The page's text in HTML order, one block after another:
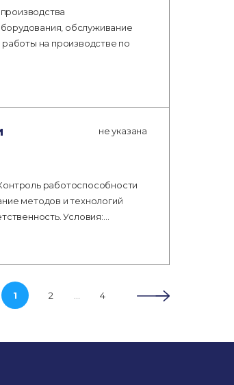
обслуживание
на производстве по
не указана
работоспособности
методов и технологий
Условия:…
1 2 4